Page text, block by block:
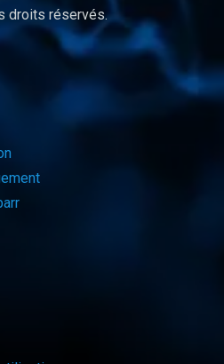
droits réservés.